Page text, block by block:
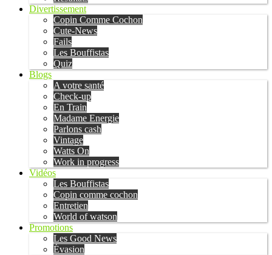
Divertissement
Copin Comme Cochon
Cute-News
Fails
Les Bouffistas
Quiz
Blogs
A votre santé
Check-up
En Train
Madame Energie
Parlons cash
Vintage
Watts On
Work in progress
Vidéos
Les Bouffistas
Copin comme cochon
Entretien
World of watson
Promotions
Les Good News
Évasion